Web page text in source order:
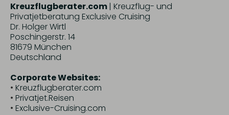
Kreuzflugberater.com| Kreuzflug- und
Privatjetberatung Exclusive Cruising
Dr. Holger Wirtl
Poschingerstr. 14
81679 München
Deutschland
Corporate Websites:
• Kreuzflugberater.com
• Privatjet.Reisen
• Exclusive-Cruising.com